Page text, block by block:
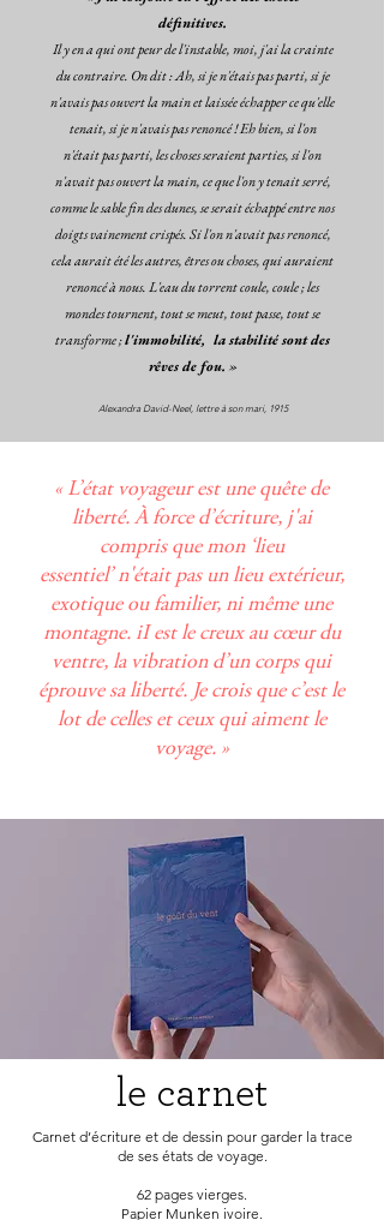
définitives.
Il y en a qui ont peur de l'instable, moi, j'ai la crainte
du contraire. On dit : Ah, si je n'étais pas parti, si je
n'avais pas ouvert la main et laissée échapper ce qu'elle
tenait, si je n'avais pas renoncé ! Eh bien, si l'on
n'était pas parti, les choses seraient parties, si l'on
n'avait pas ouvert la main, ce que l'on y tenait serré,
comme le sable fin des dunes, se serait échappé entre nos
doigts vainement crispés. Si l'on n'avait pas renoncé,
cela aurait été les autres, êtres ou choses, qui auraient
renoncé à nous. L'eau du torrent coule, coule ; les
mondes tournent, tout se meut, tout passe, tout se
transforme ;l'immobilité, la stabilité sont des
rêves de fou. »
Alexandra David-Neel, lettre à son mari, 1915
« L’état voyageur est une quête de
liberté. À force d’écriture, j'ai
compris que mon ‘lieu
essentiel’n'étaitpas un lieu extérieur,
exotique ou familier, ni même une
montagne. iI est le creuxau cœur du
ventre, la vibration d’un corps qui
éprouve sa liberté. Je crois que c’est le
lot de celles et ceux qui aiment le
voyage. »
le carnet
Carnet d’écriture et de dessin pour garder la trace
de ses états de voyage.
62 pages vierges.
Papier Munken ivoire.